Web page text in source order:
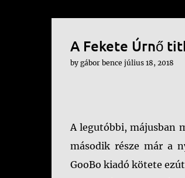
A Fekete Úrnő
by gábor bence július 18, 2018
A legutóbbi, májusban
második része már a
GooBo kiadó kötete